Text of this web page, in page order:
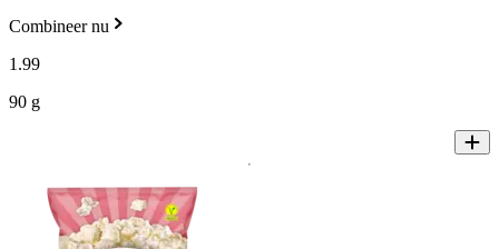
Combineer nu
1 .99
90 g